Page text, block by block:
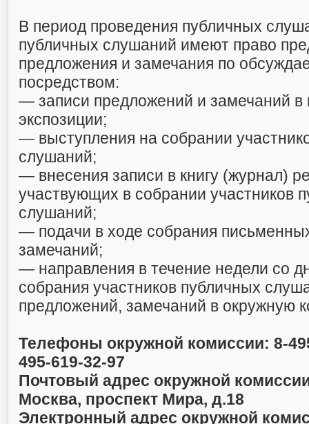
В период проведения публичных
публичных слушаний имеют право
предложения и замечания по
посредством:
— записи предложений и замечаний в
экспозиции;
— выступления на собрании
слушаний;
— внесения записи в книгу (журнал)
участвующих в собрании участников
слушаний;
— подачи в ходе собрания
замечаний;
— направления в течение недели со
собрания участников публичных
предложений, замечаний в окружную
Телефоны окружной комиссии: 8-
495-619-32-97
Почтовый адрес окружной
Москва, проспект Мира, д.18
Электронный адрес окружной